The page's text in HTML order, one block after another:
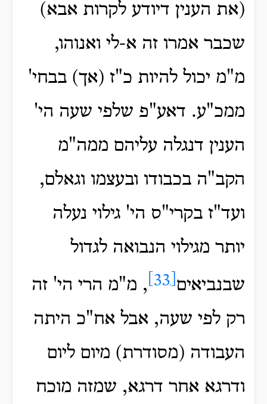
(את הענין דיודע לקרות אבא)
שכבר אמרו זה א-לי ואנוהו,
מ"מ יכול להיות כ"ז (אך) בבחי'
ממכ"ע. דאע"פ שלפי שעה הי'
הענין דנגלה עליהם ממה"מ
הקב"ה בכבודו ובעצמו וגאלם,
ועד"ז בקרי"ס הי' גילוי נעלה
יותר מגילוי הנבואה לגדול
שבנביאים
, מ"מ הרי הי' זה
רק לפי שעה, אבל אח"כ היתה
העבודה (מסודרת) מיום ליום
ודרגא אחר דרגא, שמזה מוכח